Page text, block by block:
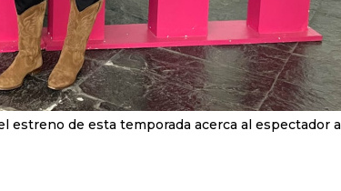
estreno de esta temporada acerca al espectador a